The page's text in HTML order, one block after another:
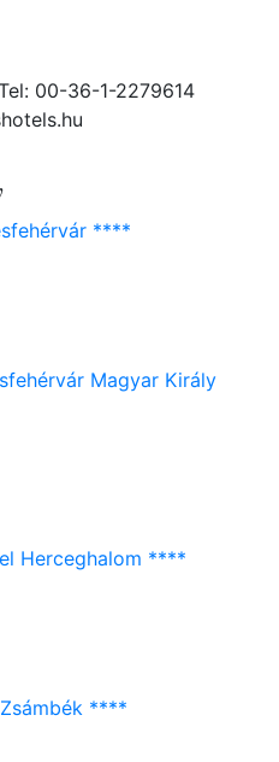
00-36-1-2279614
****
Magyar Király
Herceghalom ****
****